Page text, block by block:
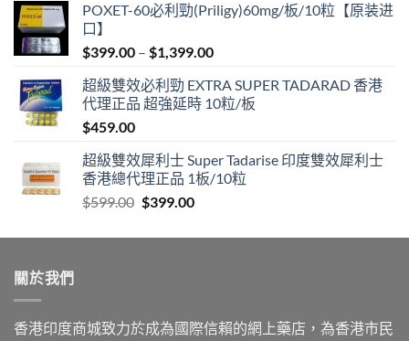
POXET-60必利勁(Priligy)60mg/板/10粒【原装进
口】
$399.00 – $1,399.00Price
$399.00
through
超級雙效必利勁 EXTRA SUPER TADARAD 香港
代理正品 超強延時 10粒/板
$459.00
超級雙效犀利士 Super Tadarise 印度雙效犀利士
香港總代理正品 1板/10粒
$599.00 Original
was:
$399.00Current
is:
關於我們
香港印度商城致力於成為國際信賴的網上藥店，為香港市民